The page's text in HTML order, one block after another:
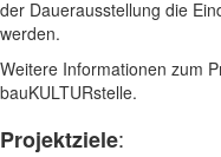
der Dauerausstellung die
werden.
Weitere Informationen zum
bauKULTURstelle.
Projektziele: